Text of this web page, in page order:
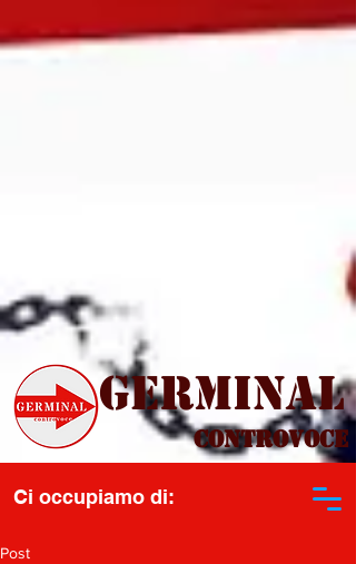
Controvoce
Ci occupiamo di:
Germinal
Post